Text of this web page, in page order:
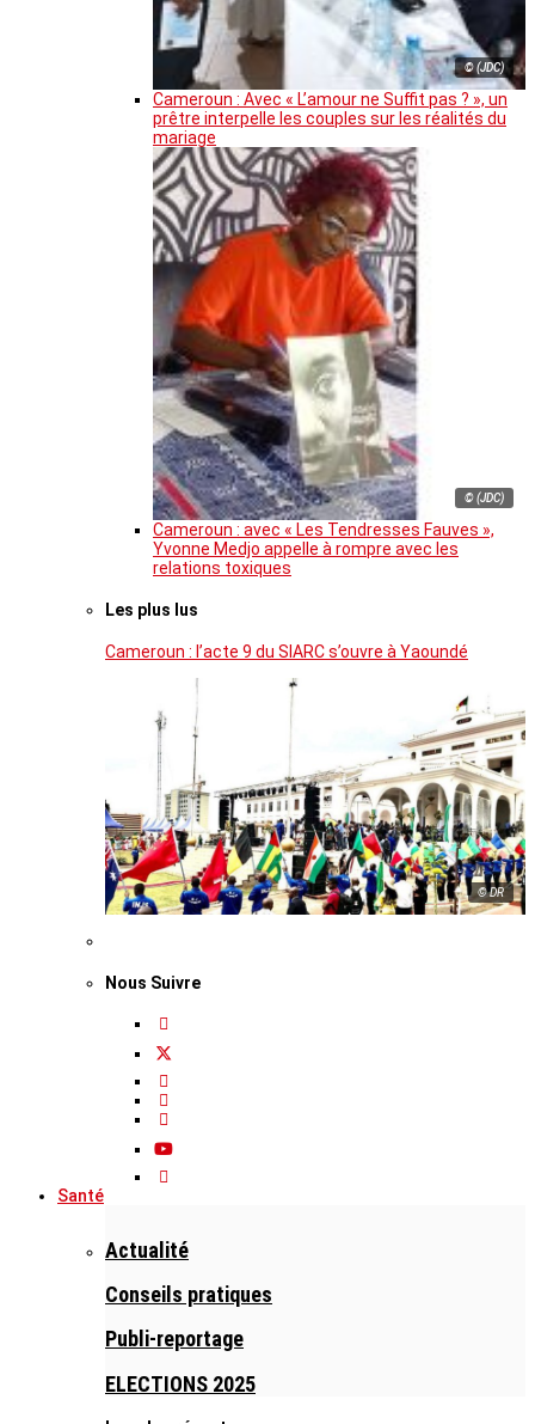
© (JDC)
Cameroun : Avec « L’amour ne Suffit pas ? », un
prêtre interpelle les couples sur les réalités du
mariage
© (JDC)
Cameroun : avec « Les Tendresses Fauves »,
Yvonne Medjo appelle à rompre avec les
relations toxiques
Les plus lus
Cameroun : l’acte 9 du SIARC s’ouvre à Yaoundé
© DR
Nous Suivre
Santé
Actualité
Conseils pratiques
Publi-reportage
ELECTIONS 2025